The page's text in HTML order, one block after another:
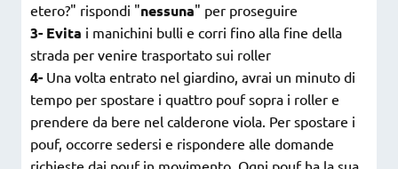
etero?" rispondi "nessuna" per proseguire
3- Evita i manichini bulli e corri fino alla fine della
strada per venire trasportato sui roller
4- Una volta entrato nel giardino, avrai un minuto di
tempo per spostare i quattro pouf sopra i roller e
prendere da bere nel calderone viola. Per spostare i
pouf, occorre sedersi e rispondere alle domande
richieste dai pouf in movimento. Ogni pouf ha la sua